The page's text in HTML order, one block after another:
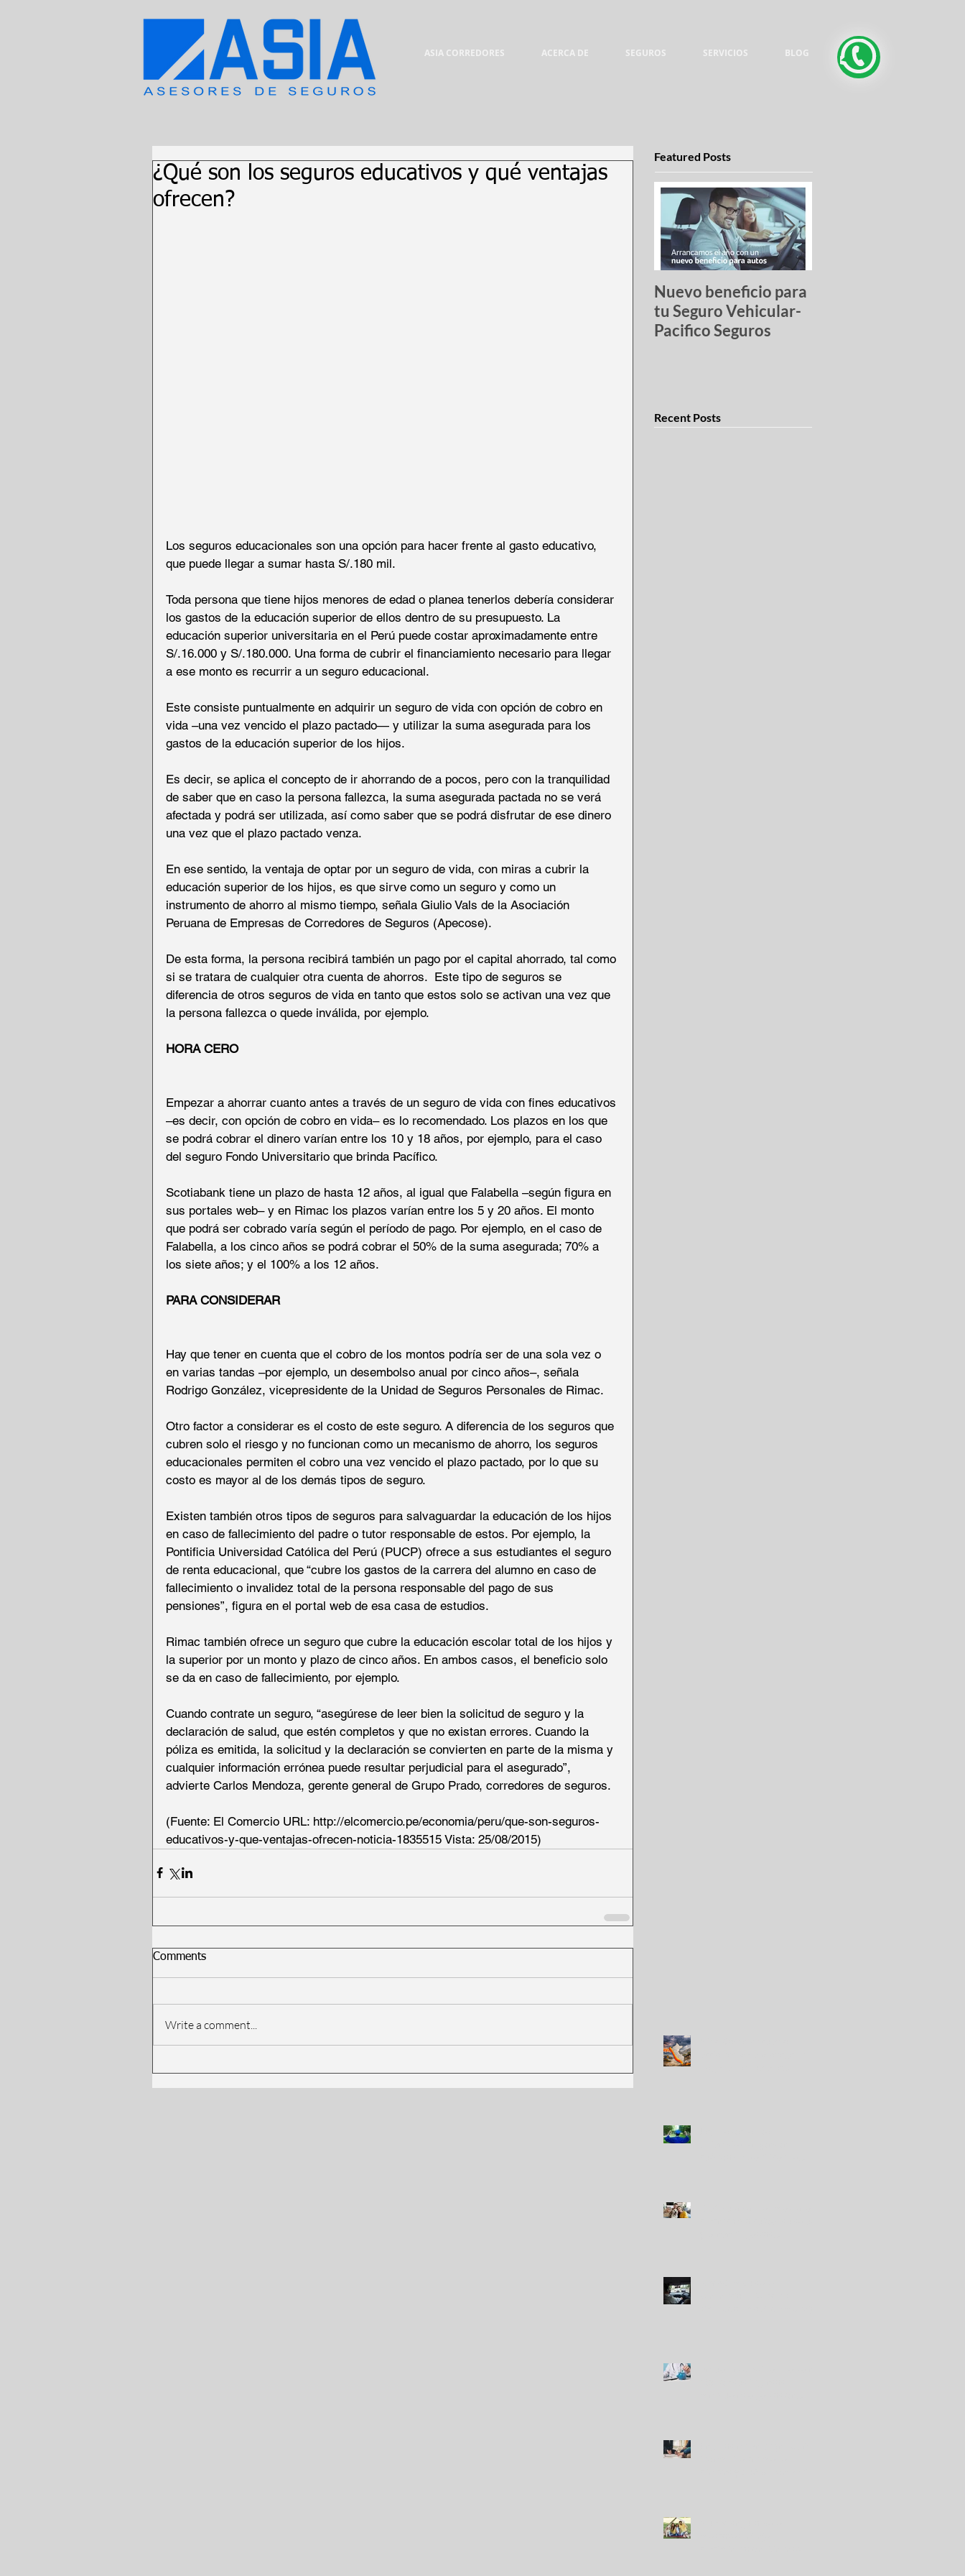
ASIA CORREDORES ACERCA DE SEGUROS SERVICIOS BLOG
¿Qué son los seguros educativos y qué ventajas
ofrecen?
Los seguros educacionales son una opción para hacer frente al gasto educativo,
que puede llegar a sumar hasta S/.180 mil.
Toda persona que tiene hijos menores de edad o planea tenerlos debería considerar
los gastos de la educación superior de ellos dentro de su presupuesto. La
educación superior universitaria en el Perú puede costar aproximadamente entre
S/.16.000 y S/.180.000. Una forma de cubrir el financiamiento necesario para llegar
a ese monto es recurrir a un seguro educacional.
Este consiste puntualmente en adquirir un seguro de vida con opción de cobro en
vida –una vez vencido el plazo pactado— y utilizar la suma asegurada para los
gastos de la educación superior de los hijos.
Es decir, se aplica el concepto de ir ahorrando de a pocos, pero con la tranquilidad
de saber que en caso la persona fallezca, la suma asegurada pactada no se verá
afectada y podrá ser utilizada, así como saber que se podrá disfrutar de ese dinero
una vez que el plazo pactado venza.
En ese sentido, la ventaja de optar por un seguro de vida, con miras a cubrir la
educación superior de los hijos, es que sirve como un seguro y como un
instrumento de ahorro al mismo tiempo, señala Giulio Vals de la Asociación
Peruana de Empresas de Corredores de Seguros (Apecose).
De esta forma, la persona recibirá también un pago por el capital ahorrado, tal como
si se tratara de cualquier otra cuenta de ahorros.  Este tipo de seguros se
diferencia de otros seguros de vida en tanto que estos solo se activan una vez que
la persona fallezca o quede inválida, por ejemplo.
HORA CERO
Empezar a ahorrar cuanto antes a través de un seguro de vida con fines educativos
–es decir, con opción de cobro en vida– es lo recomendado. Los plazos en los que
se podrá cobrar el dinero varían entre los 10 y 18 años, por ejemplo, para el caso
del seguro Fondo Universitario que brinda Pacífico.
Scotiabank tiene un plazo de hasta 12 años, al igual que Falabella –según figura en
sus portales web– y en Rimac los plazos varían entre los 5 y 20 años. El monto
que podrá ser cobrado varía según el período de pago. Por ejemplo, en el caso de
Falabella, a los cinco años se podrá cobrar el 50% de la suma asegurada; 70% a
los siete años; y el 100% a los 12 años.
PARA CONSIDERAR
Hay que tener en cuenta que el cobro de los montos podría ser de una sola vez o
en varias tandas –por ejemplo, un desembolso anual por cinco años–, señala
Rodrigo González, vicepresidente de la Unidad de Seguros Personales de Rimac.
Otro factor a considerar es el costo de este seguro. A diferencia de los seguros que
cubren solo el riesgo y no funcionan como un mecanismo de ahorro, los seguros
educacionales permiten el cobro una vez vencido el plazo pactado, por lo que su
costo es mayor al de los demás tipos de seguro.
Existen también otros tipos de seguros para salvaguardar la educación de los hijos
en caso de fallecimiento del padre o tutor responsable de estos. Por ejemplo, la
Pontificia Universidad Católica del Perú (PUCP) ofrece a sus estudiantes el seguro
de renta educacional, que “cubre los gastos de la carrera del alumno en caso de
fallecimiento o invalidez total de la persona responsable del pago de sus
pensiones”, figura en el portal web de esa casa de estudios.
Rimac también ofrece un seguro que cubre la educación escolar total de los hijos y
la superior por un monto y plazo de cinco años. En ambos casos, el beneficio solo
se da en caso de fallecimiento, por ejemplo.
Cuando contrate un seguro, “asegúrese de leer bien la solicitud de seguro y la
declaración de salud, que estén completos y que no existan errores. Cuando la
póliza es emitida, la solicitud y la declaración se convierten en parte de la misma y
cualquier información errónea puede resultar perjudicial para el asegurado”,
advierte Carlos Mendoza, gerente general de Grupo Prado, corredores de seguros.
(Fuente: El Comercio URL: http://elcomercio.pe/economia/peru/que-son-seguros-
educativos-y-que-ventajas-ofrecen-noticia-1835515 Vista: 25/08/2015)
Comments
Write a comment...
Featured Posts
Nuevo beneficio para
tu Seguro Vehicular-
Pacifico Seguros
Recent Posts